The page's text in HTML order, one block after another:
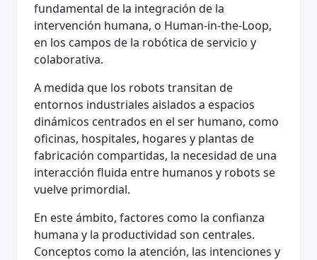
fundamental de la integración de la
intervención humana, o Human-in-the-Loop,
en los campos de la robótica de servicio y
colaborativa.
A medida que los robots transitan de
entornos industriales aislados a espacios
dinámicos centrados en el ser humano, como
oficinas, hospitales, hogares y plantas de
fabricación compartidas, la necesidad de una
interacción fluida entre humanos y robots se
vuelve primordial.
En este ámbito, factores como la confianza
humana y la productividad son centrales.
Conceptos como la atención, las intenciones y